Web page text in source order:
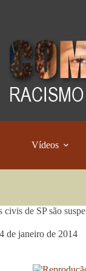
Vídeos
civis de SP são
de janeiro de 2014